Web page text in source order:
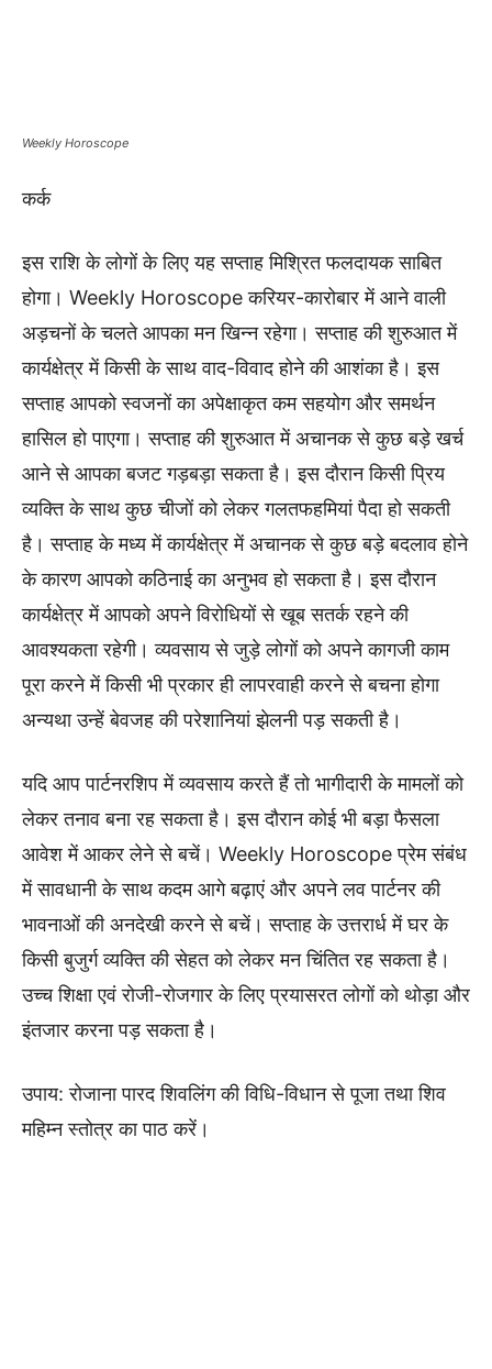
Weekly Horoscope
कर्क
इस राशि के लोगों के लिए यह सप्ताह मिश्रित फलदायक साबित
होगा। Weekly Horoscope करियर-कारोबार में आने वाली
अड़चनों के चलते आपका मन खिन्न रहेगा। सप्ताह की शुरुआत में
कार्यक्षेत्र में किसी के साथ वाद-विवाद होने की आशंका है। इस
सप्ताह आपको स्वजनों का अपेक्षाकृत कम सहयोग और समर्थन
हासिल हो पाएगा। सप्ताह की शुरुआत में अचानक से कुछ बड़े खर्च
आने से आपका बजट गड़बड़ा सकता है। इस दौरान किसी प्रिय
व्यक्ति के साथ कुछ चीजों को लेकर गलतफहमियां पैदा हो सकती
है। सप्ताह के मध्य में कार्यक्षेत्र में अचानक से कुछ बड़े बदलाव होने
के कारण आपको कठिनाई का अनुभव हो सकता है। इस दौरान
कार्यक्षेत्र में आपको अपने विरोधियों से खूब सतर्क रहने की
आवश्यकता रहेगी। व्यवसाय से जुड़े लोगों को अपने कागजी काम
पूरा करने में किसी भी प्रकार ही लापरवाही करने से बचना होगा
अन्यथा उन्हें बेवजह की परेशानियां झेलनी पड़ सकती है।
यदि आप पार्टनरशिप में व्यवसाय करते हैं तो भागीदारी के मामलों को
लेकर तनाव बना रह सकता है। इस दौरान कोई भी बड़ा फैसला
आवेश में आकर लेने से बचें। Weekly Horoscope प्रेम संबंध
में सावधानी के साथ कदम आगे बढ़ाएं और अपने लव पार्टनर की
भावनाओं की अनदेखी करने से बचें। सप्ताह के उत्तरार्ध में घर के
किसी बुजुर्ग व्यक्ति की सेहत को लेकर मन चिंतित रह सकता है।
उच्च शिक्षा एवं रोजी-रोजगार के लिए प्रयासरत लोगों को थोड़ा और
इंतजार करना पड़ सकता है।
उपाय: रोजाना पारद शिवलिंग की विधि-विधान से पूजा तथा शिव
महिम्न स्तोत्र का पाठ करें।